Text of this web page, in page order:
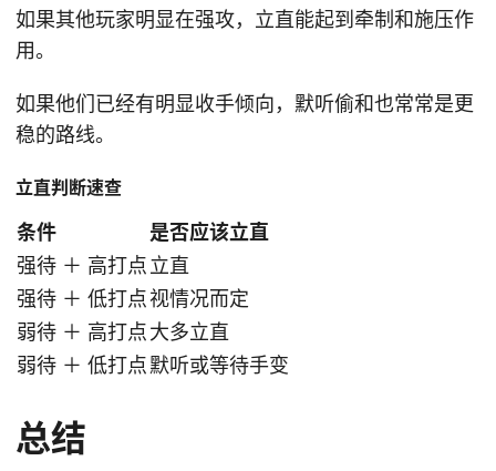
如果其他玩家明显在强攻，立直能起到牵制和施压作
用。
如果他们已经有明显收手倾向，默听偷和也常常是更
稳的路线。
立直判断速查
条件
是否应该立直
强待 ＋ 高打点立直
强待 ＋ 低打点视情况而定
弱待 ＋ 高打点大多立直
弱待 ＋ 低打点默听或等待手变
总结